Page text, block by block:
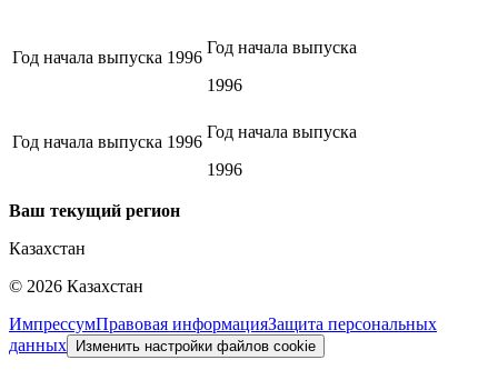
Год начала выпуска 1996
Год начала выпуска
1996
Год начала выпуска 1996
Год начала выпуска
1996
Ваш текущий регион
Казахстан
© 2026 Казахстан
ИмпрессумПравовая информацияЗащита персональных
данных Изменить настройки файлов cookie